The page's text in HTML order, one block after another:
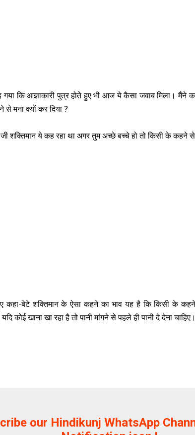
कि आज्ञाकारी पुत्र होते हुए भी आज ये कैसा जवाब मिला। मैंने
से मना क्यों कर दिया ?
जी शक्तिमान ये कह रहा था अगर तुम अच्छे बच्चे हो तो किसी के कहने
कहा-बेटे शक्तिमान के ऐसा कहने का भाव यह है कि किसी के
कोई खाना खा रहा है तो पानी मांगने से पहले ही पानी दे देना चाहिए।
our Hindikunj WhatsApp